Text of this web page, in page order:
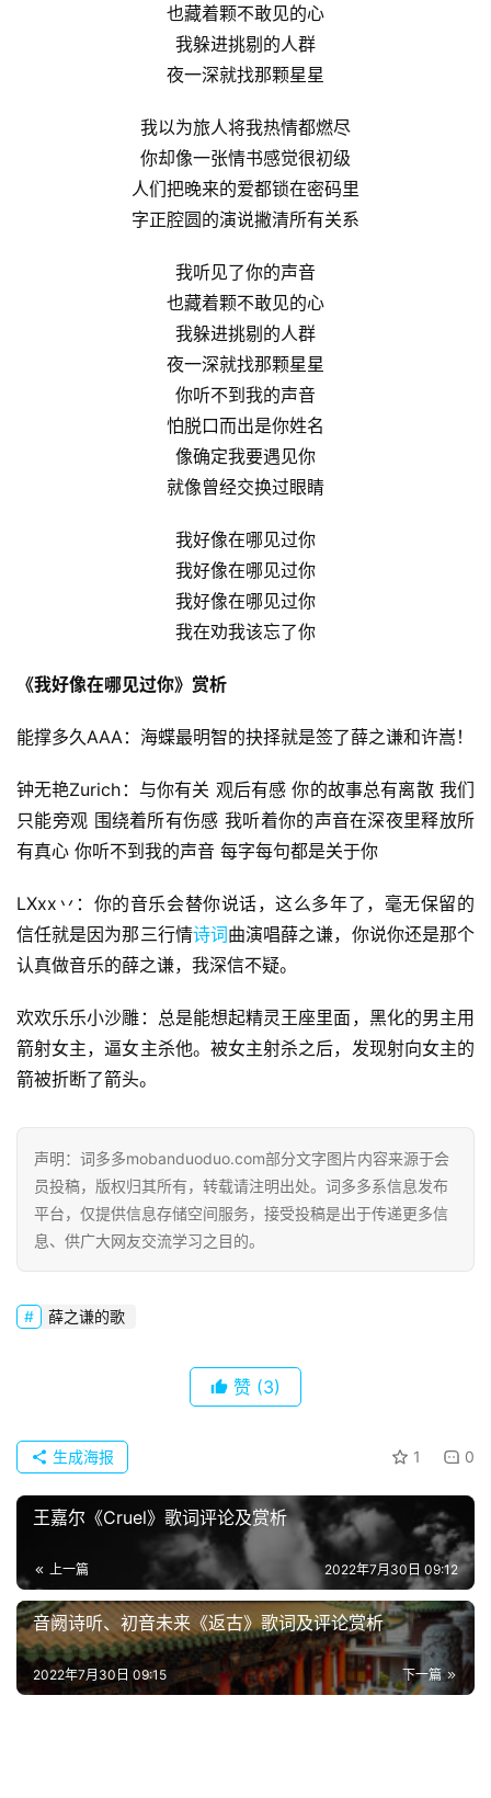
首
页
好
也藏着颗不敢见的心
我躲进挑剔的人群
夜一深就找那颗星星
我以为旅人将我热情都燃尽
你却像一张情书感觉很初级
人们把晚来的爱都锁在密码里
字正腔圆的演说撇清所有关系
我听见了你的声音
也藏着颗不敢见的心
我躲进挑剔的人群
夜一深就找那颗星星
你听不到我的声音
怕脱口而出是你姓名
像确定我要遇见你
就像曾经交换过眼睛
我好像在哪见过你
我好像在哪见过你
我好像在哪见过你
我在劝我该忘了你
《我好像在哪见过你》赏析
能撑多久AAA：海蝶最明智的抉择就是签了薛之谦和许嵩！
钟无艳Zurich：与你有关 观后有感 你的故事总有离散 我们
只能旁观 围绕着所有伤感 我听着你的声音在深夜里释放所
有真心 你听不到我的声音 每字每句都是关于你
LXxx丷：你的音乐会替你说话，这么多年了，毫无保留的
信任就是因为那三行情诗词曲演唱薛之谦，你说你还是那个
认真做音乐的薛之谦，我深信不疑。
欢欢乐乐小沙雕：总是能想起精灵王座里面，黑化的男主用
箭射女主，逼女主杀他。被女主射杀之后，发现射向女主的
箭被折断了箭头。
声明：词多多mobanduoduo.com部分文字图片内容来源于会
员投稿，版权归其所有，转载请注明出处。词多多系信息发布
平台，仅提供信息存储空间服务，接受投稿是出于传递更多信
息、供广大网友交流学习之目的。
薛之谦的歌
赞 (3)
1 0
生成海报
王嘉尔《Cruel》歌词评论及赏析
上一篇 2022年7月30日 09:12
音阙诗听、初音未来《返古》歌词及评论赏析
下一篇
2022年7月30日 09:15